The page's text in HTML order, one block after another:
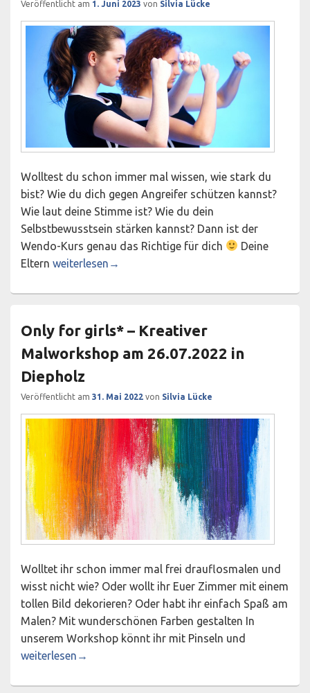
Veröffentlicht am 1. Juni 2023 von Silvia Lücke
Wolltest du schon immer mal wissen, wie stark du
bist? Wie du dich gegen Angreifer schützen kannst?
Wie laut deine Stimme ist? Wie du dein
Selbstbewusstsein stärken kannst? Dann ist der
Wendo-Kurs genau das Richtige für dich
Deine
Eltern Sommerferienaktion: Wendo-
weiterlesen →
Only for girls* – Kreativer
Malworkshop am 26.07.2022 in
Diepholz
Veröffentlicht am 31. Mai 2022 von Silvia Lücke
Wolltet ihr schon immer mal frei drauflosmalen und
wisst nicht wie? Oder wollt ihr Euer Zimmer mit einem
tollen Bild dekorieren? Oder habt ihr einfach Spaß am
Malen? Mit wunderschönen Farben gestalten In
unserem Workshop könnt ihr mit Pinseln und
Only for girls* – Kreativer Malworkshop am 26.07.2022 in
weiterlesen →